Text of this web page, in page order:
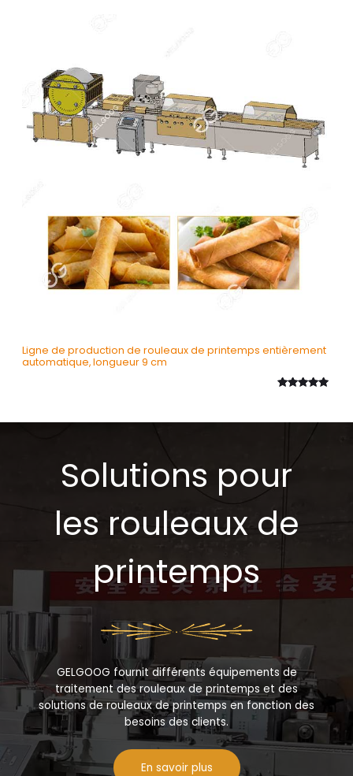
Ligne de production de rouleaux de printemps entièrement
automatique, longueur 9 cm
client de
Solutions pour
les rouleaux de
printemps
GELGOOG fournit différents équipements de
traitement des rouleaux de printemps et des
solutions de rouleaux de printemps en fonction des
besoins des clients.
En savoir plus